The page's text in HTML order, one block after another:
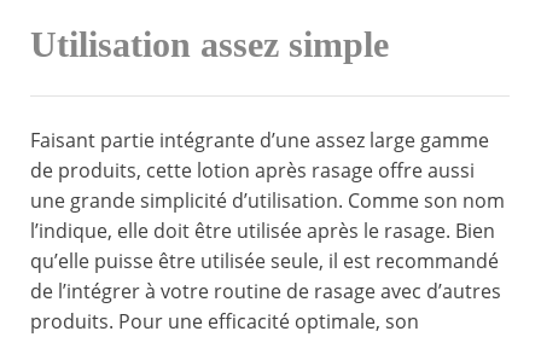
Utilisation assez simple
Faisant partie intégrante d’une assez large gamme
de produits, cette lotion après rasage offre aussi
une grande simplicité d’utilisation. Comme son nom
l’indique, elle doit être utilisée après le rasage. Bien
qu’elle puisse être utilisée seule, il est recommandé
de l’intégrer à votre routine de rasage avec d’autres
produits. Pour une efficacité optimale, son